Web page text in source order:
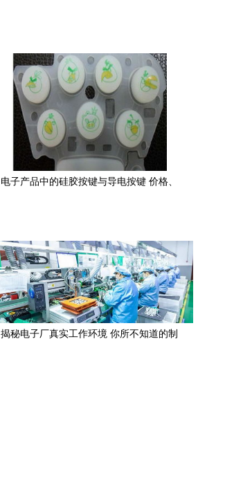
电子产品中的硅胶按键与导电按键 价格、
揭秘电子厂真实工作环境 你所不知道的制